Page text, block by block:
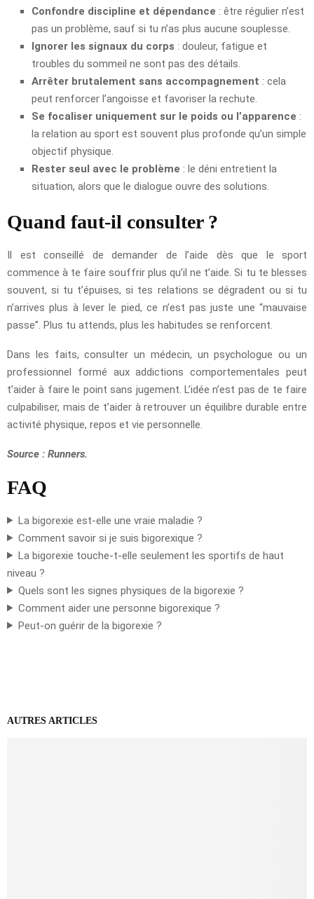
Confondre discipline et dépendance : être régulier n’est
pas un problème, sauf si tu n’as plus aucune souplesse.
Ignorer les signaux du corps : douleur, fatigue et
troubles du sommeil ne sont pas des détails.
Arrêter brutalement sans accompagnement : cela
peut renforcer l’angoisse et favoriser la rechute.
Se focaliser uniquement sur le poids ou l’apparence :
la relation au sport est souvent plus profonde qu’un simple
objectif physique.
Rester seul avec le problème : le déni entretient la
situation, alors que le dialogue ouvre des solutions.
Quand faut-il consulter ?
Il est conseillé de demander de l’aide dès que le sport
commence à te faire souffrir plus qu’il ne t’aide. Si tu te blesses
souvent, si tu t’épuises, si tes relations se dégradent ou si tu
n’arrives plus à lever le pied, ce n’est pas juste une “mauvaise
passe”. Plus tu attends, plus les habitudes se renforcent.
Dans les faits, consulter un médecin, un psychologue ou un
professionnel formé aux addictions comportementales peut
t’aider à faire le point sans jugement. L’idée n’est pas de te faire
culpabiliser, mais de t’aider à retrouver un équilibre durable entre
activité physique, repos et vie personnelle.
Source : Runners.
FAQ
La bigorexie est-elle une vraie maladie ?
Comment savoir si je suis bigorexique ?
La bigorexie touche-t-elle seulement les sportifs de haut
niveau ?
Quels sont les signes physiques de la bigorexie ?
Comment aider une personne bigorexique ?
Peut-on guérir de la bigorexie ?
AUTRES ARTICLES